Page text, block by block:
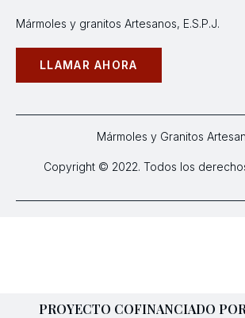
Mármoles y granitos Artesanos, E.S.P.J.
LLAMAR AHORA
Mármoles y Granitos
Copyright © 2022. Todos los
PROYECTO COFINANCIADO